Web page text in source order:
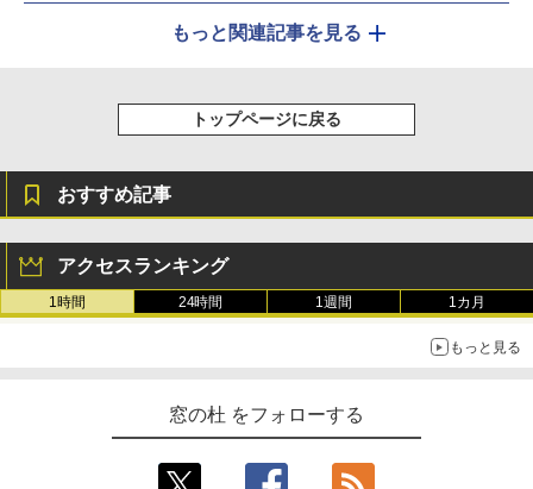
もっと関連記事を見る
トップページに戻る
おすすめ記事
アクセスランキング
1時間 24時間 1週間 1カ月
もっと見る
窓の杜 をフォローする